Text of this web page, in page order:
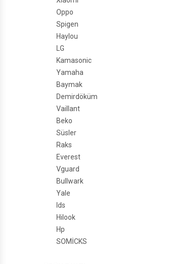
Oppo
Spigen
Haylou
LG
Kamasonic
Yamaha
Baymak
Demirdöküm
Vaillant
Beko
Süsler
Raks
Everest
Vguard
Bullwark
Yale
Ids
Hilook
Hp
SOMİCKS